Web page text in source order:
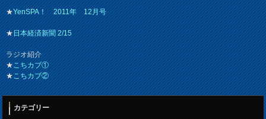
★YenSPA！ 2011年 12月号
★日本経済新聞 2/15
ラジオ紹介
★こちカブ①
★こちカブ②
カテゴリー